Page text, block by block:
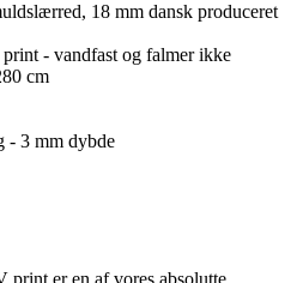
18 mm dansk produceret
- vandfast og falmer ikke
cm
- 3 mm dybde
er en af vores absolutte